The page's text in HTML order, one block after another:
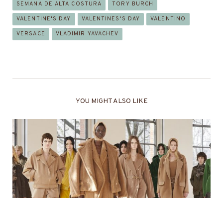
SEMANA DE ALTA COSTURA TORY BURCH
VALENTINE'S DAY VALENTINES'S DAY VALENTINO
VERSACE VLADIMIR YAVACHEV
YOU MIGHT ALSO LIKE